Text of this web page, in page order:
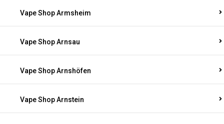
Vape Shop Armsheim
Vape Shop Arnsau
Vape Shop Arnshöfen
Vape Shop Arnstein